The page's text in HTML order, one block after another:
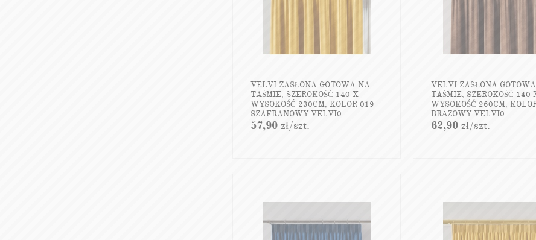
VELVI ZASŁONA GOTOWA NA
TAŚMIE, SZEROKOŚĆ 140 X
WYSOKOŚĆ 230CM, KOLOR 019
SZAFRANOWY VELVI0
57,90zł/szt.
VELVI ZASŁONA
TAŚMIE, SZEROKOŚĆ 140
WYSOKOŚĆ 260CM,
BRĄZOWY VELVI0
62,90zł/szt.